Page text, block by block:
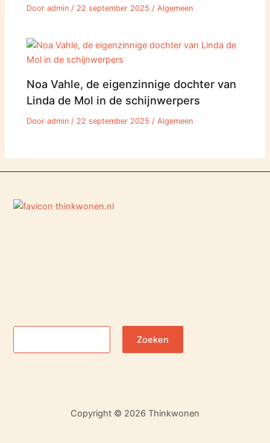
Dooradmin / 22 september 2025 /Algemeen
Noa Vahle, de eigenzinnige dochter van
Linda de Mol in de schijnwerpers
Dooradmin / 22 september 2025 /Algemeen
Zoeken
Zoeken
Copyright © 2026 Thinkwonen